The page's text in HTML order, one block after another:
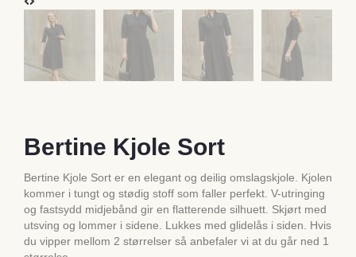
Bertine Kjole Sort
Bertine Kjole Sort er en elegant og deilig omslagskjole. Kjolen
kommer i tungt og stødig stoff som faller perfekt. V-utringing
og fastsydd midjebånd gir en flatterende silhuett. Skjørt med
utsving og lommer i sidene. Lukkes med glidelås i siden. Hvis
du vipper mellom 2 størrelser så anbefaler vi at du går ned 1